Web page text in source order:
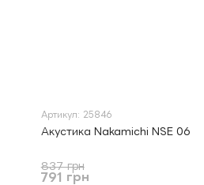
Артикул: 25846
Акустика Nakamichi NSE 06
837 грн
791 грн